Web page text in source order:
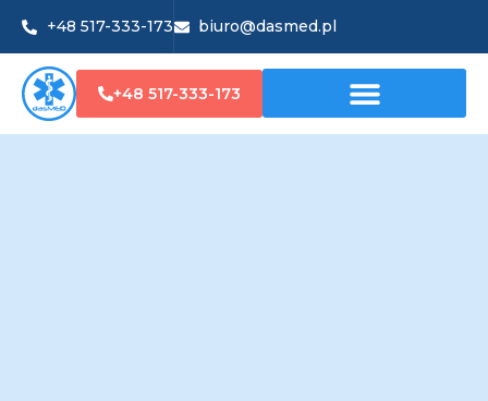
+48 517-333-173 biuro@dasmed.pl
+48 517-333-173